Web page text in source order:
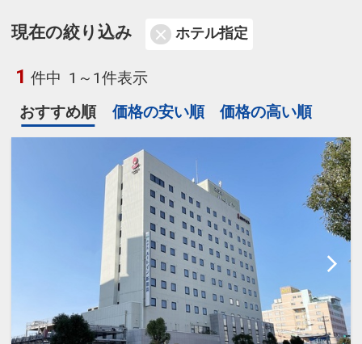
現在の絞り込み ホテル指定
1 件中 1～1件表示
おすすめ順
価格の安い順 価格の高い順